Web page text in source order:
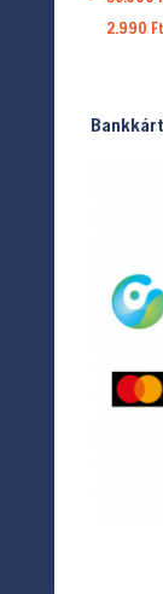
2.990 Ft